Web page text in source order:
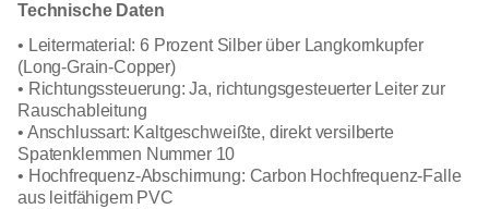
Technische Daten
• Leitermaterial: 6 Prozent Silber über Langkornkupfer
(Long-Grain-Copper)
• Richtungssteuerung: Ja, richtungsgesteuerter Leiter zur
Rauschableitung
• Anschlussart: Kaltgeschweißte, direkt versilberte
Spatenklemmen Nummer 10
• Hochfrequenz-Abschirmung: Carbon Hochfrequenz-Falle
aus leitfähigem PVC